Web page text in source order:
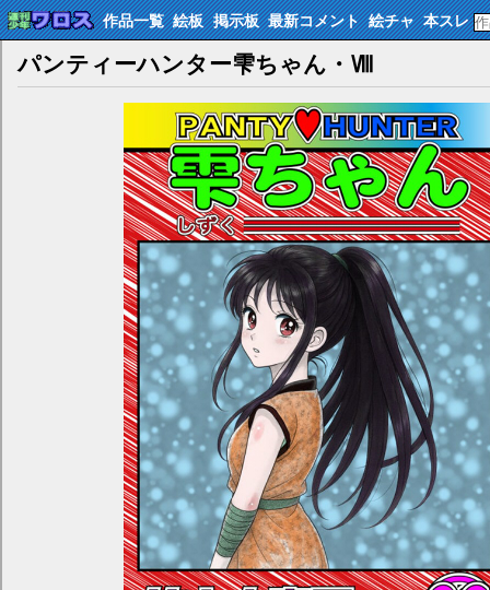
作品一覧 絵板 掲示板 最新コメント 絵チャ 本スレ
パンティーハンター雫ちゃん・Ⅷ